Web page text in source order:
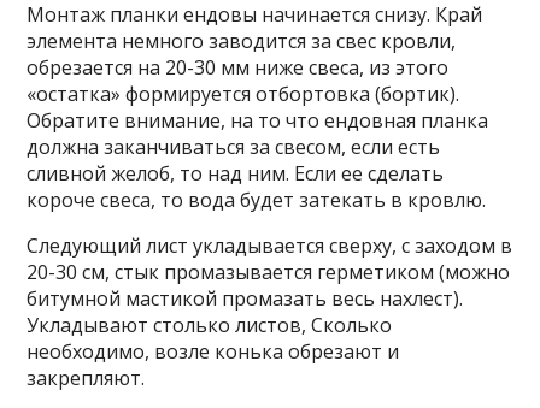
Монтаж планки ендовы начинается снизу. Край
элемента немного заводится за свес кровли,
обрезается на 20-30 мм ниже свеса, из этого
«остатка» формируется отбортовка (бортик).
Обратите внимание, на то что ендовная планка
должна заканчиваться за свесом, если есть
сливной желоб, то над ним. Если ее сделать
короче свеса, то вода будет затекать в кровлю.
Следующий лист укладывается сверху, с заходом в
20-30 см, стык промазывается герметиком (можно
битумной мастикой промазать весь нахлест).
Укладывают столько листов, Сколько
необходимо, возле конька обрезают и
закрепляют.